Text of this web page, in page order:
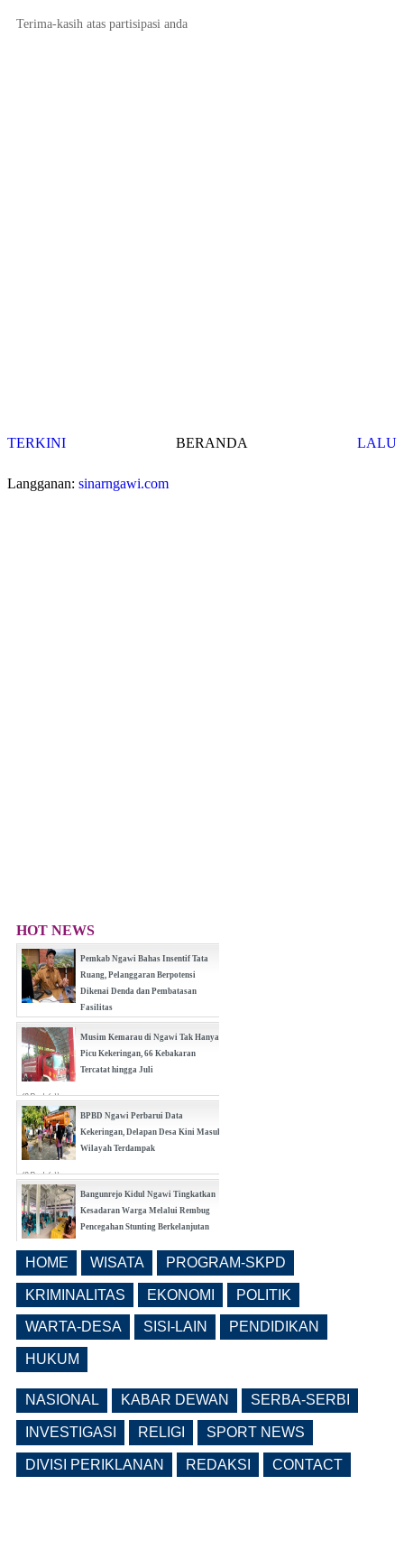
Terima-kasih atas partisipasi anda
TERKINI LALU
BERANDA
Langganan: sinarngawi.com
HOT NEWS
Pemkab Ngawi Bahas Insentif Tata
Ruang, Pelanggaran Berpotensi
Dikenai Denda dan Pembatasan
Fasilitas
(0 Reply(s))
Musim Kemarau di Ngawi Tak Hanya
Picu Kekeringan, 66 Kebakaran
Tercatat hingga Juli
(0 Reply(s))
BPBD Ngawi Perbarui Data
Kekeringan, Delapan Desa Kini Masuk
Wilayah Terdampak
(0 Reply(s))
Bangunrejo Kidul Ngawi Tingkatkan
Kesadaran Warga Melalui Rembug
Pencegahan Stunting Berkelanjutan
Ngawi Fokus di Eks Rumdin Wakil
Bupati
(0 Reply(s))
HOME WISATA PROGRAM-SKPD
KRIMINALITAS EKONOMI POLITIK
WARTA-DESA SISI-LAIN PENDIDIKAN
HUKUM
NASIONAL KABAR DEWAN SERBA-SERBI
INVESTIGASI RELIGI SPORT NEWS
DIVISI PERIKLANAN REDAKSI CONTACT